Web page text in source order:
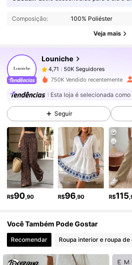
Composição: 100% Poliéster
Veja mais
Louniche
4,71
50K Seguidores
m***1pago12 horas atrás
4,71 50K Seguidores
4,71 50K Seguidores
4,71 50K Seguidores
50K Seguidores
4,71 50K Seguidores
4,71 50K Seguidores
750K Vendido recentemente
Esta loja é selecionada como
Seguir
R$90,90 R$96,90 R$115
Você Também Pode Gostar
Recomendar Roupa interior e roupa